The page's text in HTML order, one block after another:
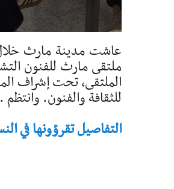
ملتقى مارث للفنون
الملتقى، تحت إشراف
للثقافة والفنون.
التفاصيل تقرؤونها في